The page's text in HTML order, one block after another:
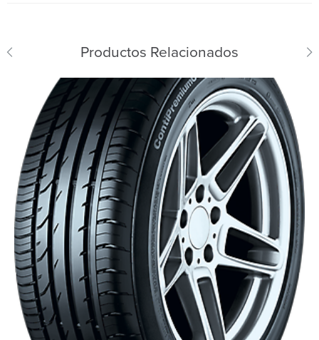
Productos Relacionados